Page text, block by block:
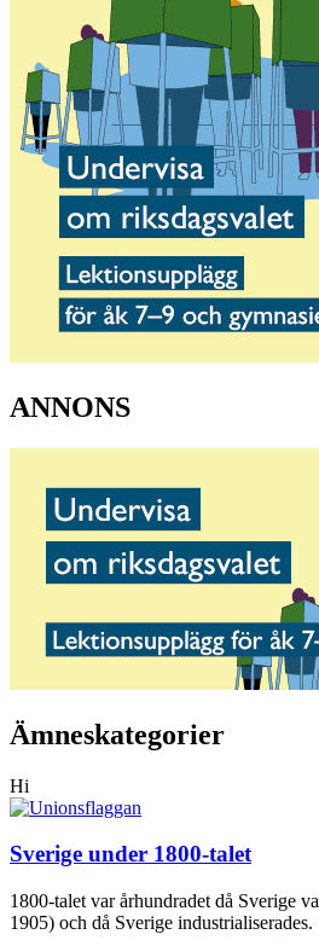
ANNONS
Ämneskategorier
Hi
Sverige under 1800-talet
1800-talet var århundradet då Sverige
1905) och då Sverige industrialiserades.